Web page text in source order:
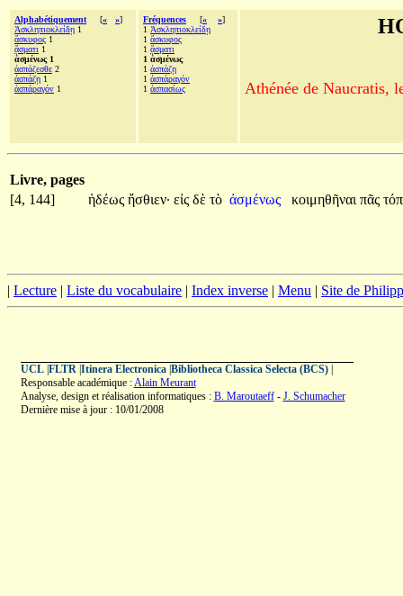
Alphabétiquement [« »]
Ἀσκληπιοκλείδῃ 1
ἄσκυφος 1
ᾄσματι 1
ἀσμένως 1
ἀσπάζεσθε 2
ἀσπάζῃ 1
ἀσπάραγόν 1
Fréquences [« »]
1 Ἀσκληπιοκλείδῃ
1 ἄσκυφος
1 ᾄσματι
1 ἀσμένως
1 ἀσπάζῃ
1 ἀσπάραγόν
1 ἀσπασίως Athénée de Naucratis,
Livre, pages
[4, 144]
ἡδέως ἤσθιεν· εἰς δὲ τὸ ἀσμένως κοιμηθῆναι πᾶς
| Lecture | Liste du vocabulaire | Index inverse | Menu | Site de
UCL| FLTR| Itinera Electronica| Bibliotheca Classica Selecta (BCS)|
Responsable académique :Alain Meurant
Analyse, design et réalisation informatiques : B. Maroutaeff- J. Schumacher
Dernière mise à jour : 10/01/2008